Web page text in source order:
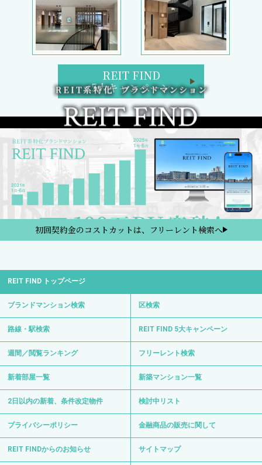
REIT FIND
5大キャンペーン
初回契約金のコストカットは、フリーレント検索へ
REIT FIND トップページ
ブランドマンション検索 区検索
路線・駅検索 REIT FIND 5大キャンペーン
週間／閲覧ランキング フリーレント検索
新着部屋一覧 新築マンション一覧
2日以内の新着、条件改定物件 検討中リスト
プライバシーポリシー 金融商品の販売に関して
REIT FINDからのお知らせ サイトマップ